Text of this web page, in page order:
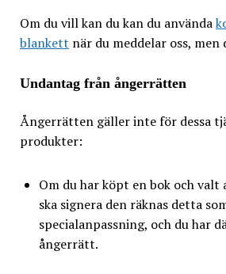
Om du vill kan du kan du använda
blankett när du meddelar oss,
Undantag från ångerrätten
Ångerrätten gäller inte för dessa
produkter:
Om du har köpt en bok och
ska signera den räknas detta
specialanpassning, och du har
ångerrätt.